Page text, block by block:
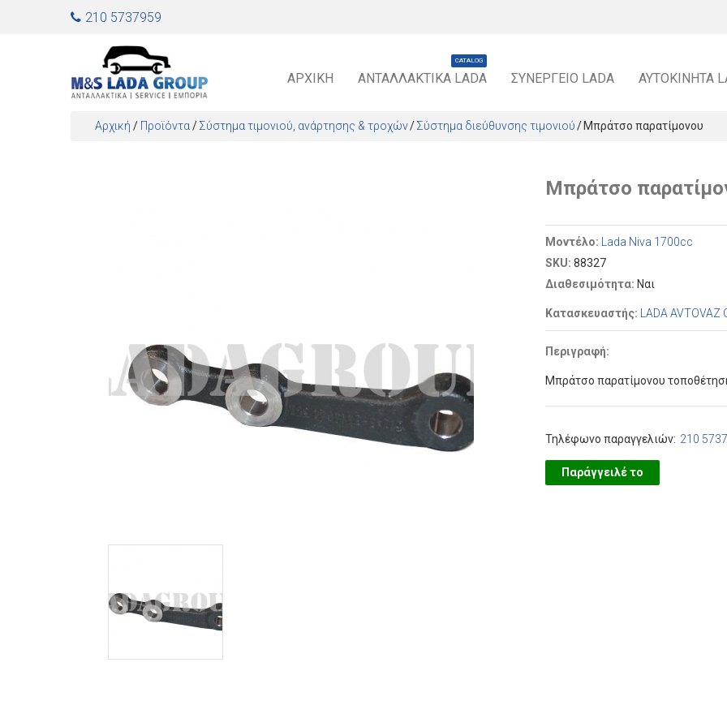
Jump to navigation210 5737959
ΑΡΧΙΚΉ ΑΝΤΑΛΛΑΚΤΙΚΆ LADA
CATALOG
ΣΥΝΕΡΓΕΊΟ LADA ΑΥΤΟΚΊΝΗΤΑ
Αρχική / Προϊόντα /Σύστημα τιμονιού, ανάρτησης & τροχών Σύστημα διεύθυνσης τιμονιού Μπράτσο παρατίμονου
Μπράτσο
Μοντέλο:
Lada Niva 1700cc
SKU: 88327
Διαθεσιμότητα: Ναι
Κατασκευαστής: LADA AVTOVAZ
Περιγραφή:
Μπράτσο παρατίμονου
Τηλέφωνο παραγγελιών: 210
Παράγγειλέ το